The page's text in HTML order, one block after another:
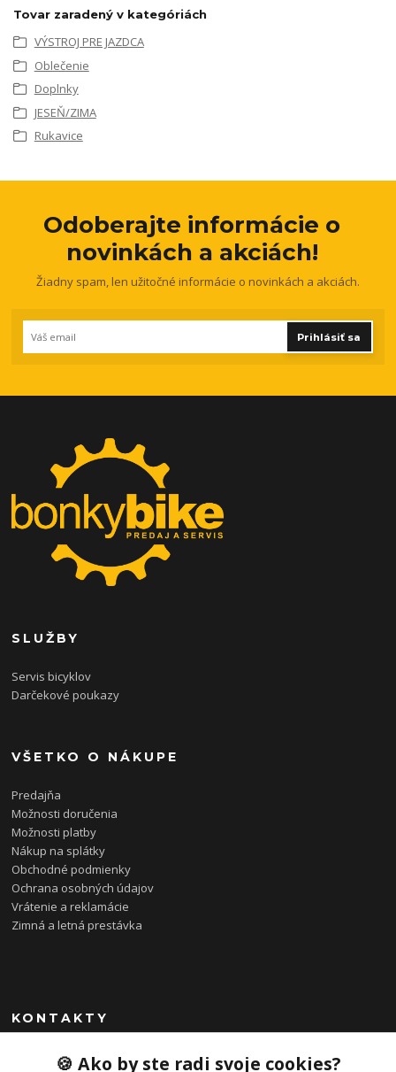
Tovar zaradený v kategóriách
VÝSTROJ PRE JAZDCA
Oblečenie
Doplnky
JESEŇ/ZIMA
Rukavice
Odoberajte informácie o
novinkách a akciách!
Žiadny spam, len užitočné informácie o novinkách a akciách.
Prihlásiť sa
SLUŽBY
Servis bicyklov
Darčekové poukazy
VŠETKO O NÁKUPE
Predajňa
Možnosti doručenia
Možnosti platby
Nákup na splátky
Obchodné podmienky
Ochrana osobných údajov
Vrátenie a reklamácie
Zimná a letná prestávka
KONTAKTY
0948 085 857
🍪 Ako by ste radi svoje cookies?